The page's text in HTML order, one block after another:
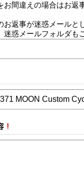
お間違えの場合はお返
お返事が迷惑メールと
迷惑メールフォルダも
!